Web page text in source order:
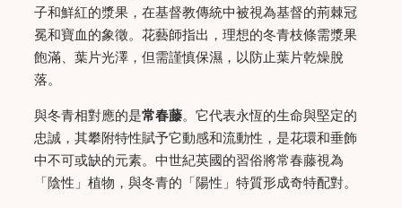
子和鮮紅的漿果，在基督教傳統中被視為基督的荊棘冠
冕和寶血的象徵。花藝師指出，理想的冬青枝條需漿果
飽滿、葉片光澤，但需謹慎保濕，以防止葉片乾燥脫
落。
與冬青相對應的是常春藤。它代表永恆的生命與堅定的
忠誠，其攀附特性賦予它動感和流動性，是花環和垂飾
中不可或缺的元素。中世紀英國的習俗將常春藤視為
「陰性」植物，與冬青的「陽性」特質形成奇特配對。